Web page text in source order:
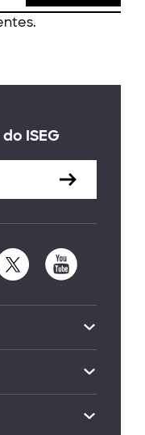
ISEG